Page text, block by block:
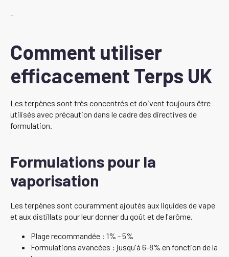
-
Comment utiliser
efficacement Terps UK
Les terpènes sont très concentrés et doivent toujours être
utilisés avec précaution dans le cadre des directives de
formulation.
Formulations pour la
vaporisation
Les terpènes sont couramment ajoutés aux liquides de vape
et aux distillats pour leur donner du goût et de l'arôme.
Plage recommandée : 1% - 5%
Formulations avancées : jusqu'à 6-8% en fonction de la